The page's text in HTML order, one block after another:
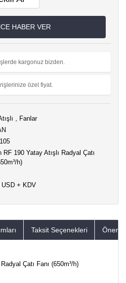
HABER VER
kargonuz bizden.
özel fiyat.
, Fanlar
RF 190 Yatay Atışlı Radyal Çatı
h)
USD + KDV
Taksit Seçenekleri
Çatı Fanı (650m³/h)